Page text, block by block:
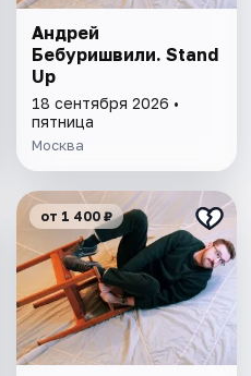
Андрей
Бебуришвили. Stand
Up
18 сентября 2026 •
пятница
Москва
от 1 400 ₽